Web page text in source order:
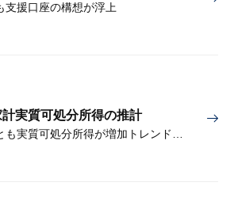
支援口座の構想が浮上
実質可処分所得の推計